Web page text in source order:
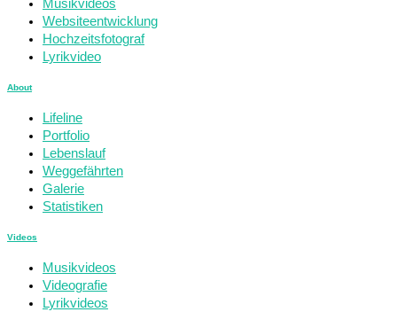
Musikvideos
Websiteentwicklung
Hochzeitsfotograf
Lyrikvideo
About
Lifeline
Portfolio
Lebenslauf
Weggefährten
Galerie
Statistiken
Videos
Musikvideos
Videografie
Lyrikvideos